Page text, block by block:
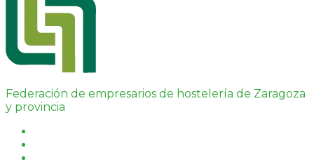
Federación de empresarios de hostelería de Zaragoza
y provincia